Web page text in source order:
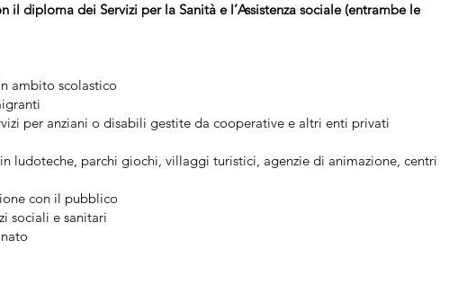
il diploma dei Servizi per la Sanità e l’Assistenza sociale (entrambe le
ambito scolastico
per anziani o disabili gestite da cooperative e altri enti privati
ludoteche, parchi giochi, villaggi turistici, agenzie di animazione, centri
con il pubblico
sociali e sanitari